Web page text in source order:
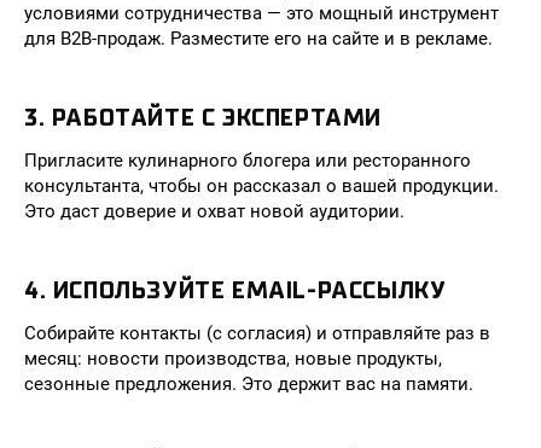
условиями сотрудничества — это мощный инструмент
для B2B-продаж. Разместите его на сайте и в рекламе.
3. РАБОТАЙТЕ С ЭКСПЕРТАМИ
Пригласите кулинарного блогера или ресторанного
консультанта, чтобы он рассказал о вашей продукции.
Это даст доверие и охват новой аудитории.
4. ИСПОЛЬЗУЙТЕ EMAIL-РАССЫЛКУ
Собирайте контакты (с согласия) и отправляйте раз в
месяц: новости производства, новые продукты,
сезонные предложения. Это держит вас на памяти.